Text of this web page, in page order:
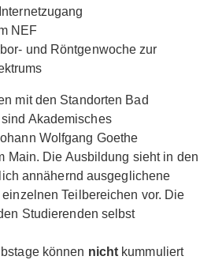
NEF
und Röntgenwoche zur
mit den Standorten Bad
Akademisches
Wolfgang Goethe
Main. Die Ausbildung sieht in den
annähernd ausgeglichene
Teilbereichen vor. Die
Studierenden selbst
können nicht kummuliert